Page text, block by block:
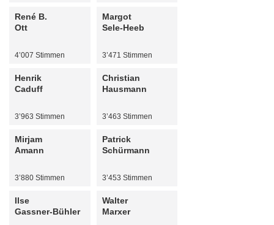
René B.
Ott
4’007 Stimmen
Henrik
Caduff
3’963 Stimmen
Mirjam
Amann
3’880 Stimmen
Ilse
Gassner-Bühler
Margot
Sele-Heeb
3’471 Stimmen
Christian
Hausmann
3’463 Stimmen
Patrick
Schürmann
3’453 Stimmen
Walter
Marxer